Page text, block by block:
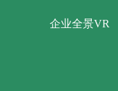
企业全景VR